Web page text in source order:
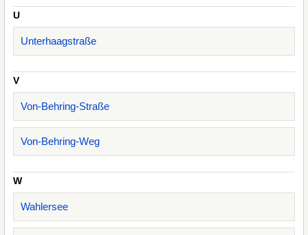
U
Unterhaagstraße
V
Von-Behring-Straße
Von-Behring-Weg
W
Wahlersee